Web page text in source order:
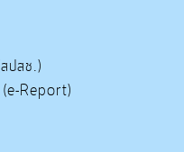
ปสช.)
(e-Report)